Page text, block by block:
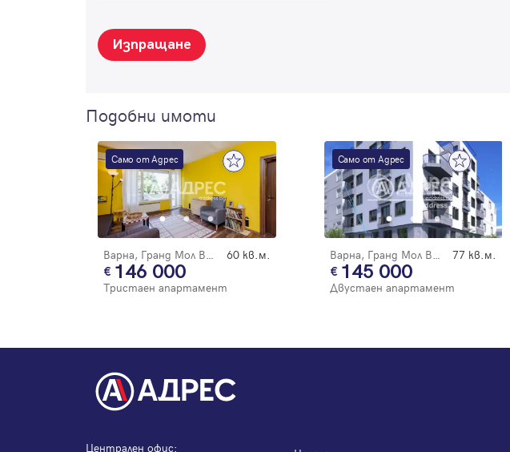
Изпращане
Подобни имоти
Само от Адрес
60 кв.м.
146 000
Тристаен апартамент
Само от Адрес
77 кв.м.
145 000
Двустаен апартамент
Централен офис: